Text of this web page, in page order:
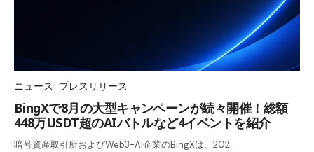
ニュース プレスリリース
BingXで8月の大型キャンペーンが続々開催！総額
448万USDT超のAIバトルなど4イベントを紹介
暗号資産取引所およびWeb3-AI企業のBingXは、202…